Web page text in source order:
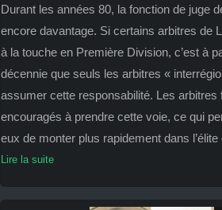
Durant les années 80, la fonction de juge
encore davantage. Si certains arbitres de
à la touche en Première Division, c’est à
décennie que seuls les arbitres «
assumer cette responsabilité. Les arbitres
encouragés à prendre cette voie, ce qui
eux de monter plus rapidement dans
Lire la suite